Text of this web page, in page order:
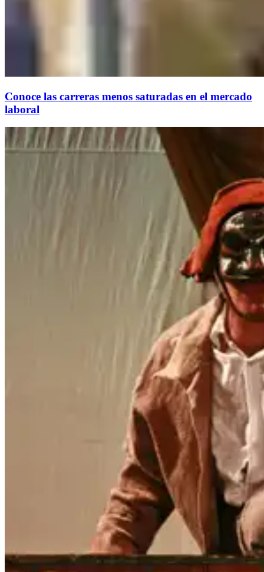
Conoce las carreras menos saturadas en el mercado
laboral